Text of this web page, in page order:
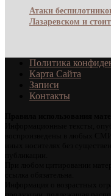
Атаки
Лазаревском и
Политика
Карта Сайта
Записи
Контакты